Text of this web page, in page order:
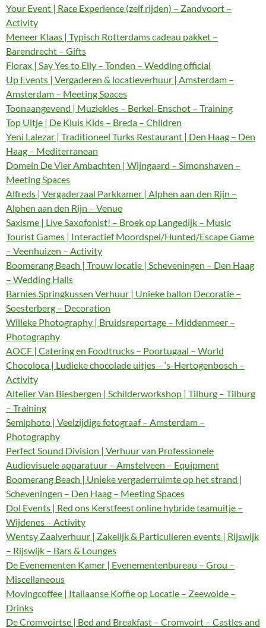
Your Event | Race Experience (zelf rijden) – Zandvoort –
Activity
Meneer Klaas | Typisch Rotterdams cadeau pakket –
Barendrecht – Gifts
Florax | Say Yes to Elly – Tonden – Wedding official
Up Events | Vergaderen & locatieverhuur | Amsterdam –
Amsterdam – Meeting Spaces
Toonaangevend | Muziekles – Berkel-Enschot – Training
Top Uitje | De Kluis Kids – Breda – Children
Yeni Lalezar | Traditioneel Turks Restaurant | Den Haag – Den
Haag – Mediterranean
Domein De Vier Ambachten | Wijngaard – Simonshaven –
Meeting Spaces
Alfreds | Vergaderzaal Parkkamer | Alphen aan den Rijn –
Alphen aan den Rijn – Venue
Saxisme | Live Saxofonist! – Broek op Langedijk – Music
Tourist Games | Interactief Moordspel/Hunted/Escape Game
– Veenhuizen – Activity
Boomerang Beach | Trouw locatie | Scheveningen – Den Haag
– Wedding Halls
Barnies Springkussen Verhuur | Unieke ballon Decoratie –
Soesterberg – Decoration
Willeke Photography | Bruidsreportage – Middenmeer –
Photography
AOCF | Catering en Foodtrucks – Poortugaal – World
Chocoloca | Ludieke chocolade uitjes – ‘s-Hertogenbosch –
Activity
Altelier Van Biesbergen | Schilderworkshop | Tilburg – Tilburg
– Training
Semiphoto | Veelzijdige fotograaf – Amsterdam –
Photography
Perfect Sound Division | Verhuur van Professionele
Audiovisuele apparatuur – Amstelveen – Equipment
Boomerang Beach | Unieke vergaderruimte op het strand |
Scheveningen – Den Haag – Meeting Spaces
Dol Events | Red ons Kerstfeest online hybride teamuitje –
Wijdenes – Activity
Wentsy Zaalverhuur | Zakelijk & Particulieren events | Rijswijk
– Rijswijk – Bars & Lounges
De Evenementen Kamer | Evenementenbureau – Grou –
Miscellaneous
Movingcoffee | Italiaanse Koffie op Locatie – Zeewolde –
Drinks
De Cromvoirtse | Bed and Breakfast – Cromvoirt – Castles and